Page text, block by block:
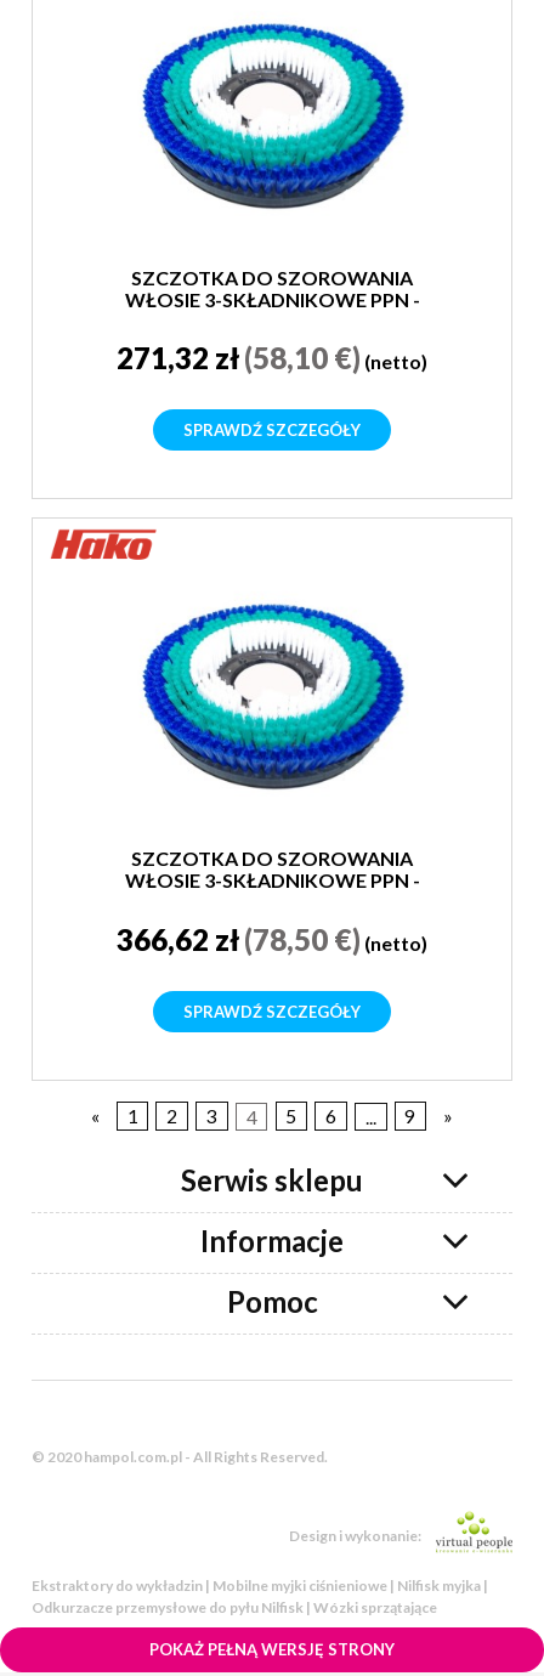
SZCZOTKA DO SZOROWANIA
WŁOSIE 3-SKŁADNIKOWE PPN -
271,32 zł(58,10 €) (netto)
SPRAWDŹ SZCZEGÓŁY
SZCZOTKA DO SZOROWANIA
WŁOSIE 3-SKŁADNIKOWE PPN -
366,62 zł(78,50 €) (netto)
SPRAWDŹ SZCZEGÓŁY
« 1 2 3 4 5 6 9 »
Serwis sklepu
Informacje
Pomoc
© 2020 hampol.com.pl - All Rights Reserved.
Design i wykonanie:
Ekstraktory do wykładzin | Mobilne myjki ciśnieniowe | Nilfisk myjka |
Odkurzacze przemysłowe do pyłu Nilfisk | Wózki sprzątające
POKAŻ PEŁNĄ WERSJĘ STRONY